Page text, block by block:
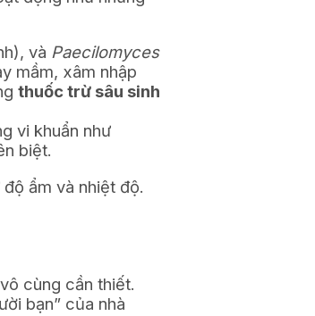
và Paecilomyces
mầm, xâm nhập
thuốc trừ sâu sinh
vi khuẩn như
biệt.
ẩm và nhiệt độ.
cùng cần thiết.
bạn” của nhà